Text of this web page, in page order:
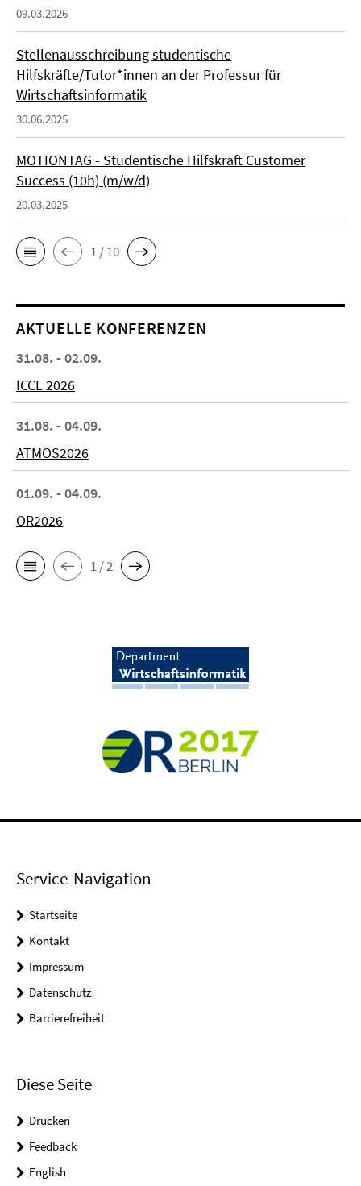
09.03.2026
Stellenausschreibung studentische
Hilfskräfte/Tutor*innen an der Professur für
Wirtschaftsinformatik
30.06.2025
MOTIONTAG - Studentische Hilfskraft Customer
Success (10h) (m/w/d)
20.03.2025
1 / 10
AKTUELLE KONFERENZEN
31.08. - 02.09.
ICCL 2026
31.08. - 04.09.
ATMOS2026
01.09. - 04.09.
OR2026
1 / 2
Service-Navigation
Startseite
Kontakt
Impressum
Datenschutz
Barrierefreiheit
Diese Seite
Drucken
Feedback
English